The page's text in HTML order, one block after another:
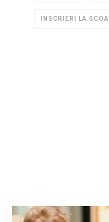
INSCRIERI LA